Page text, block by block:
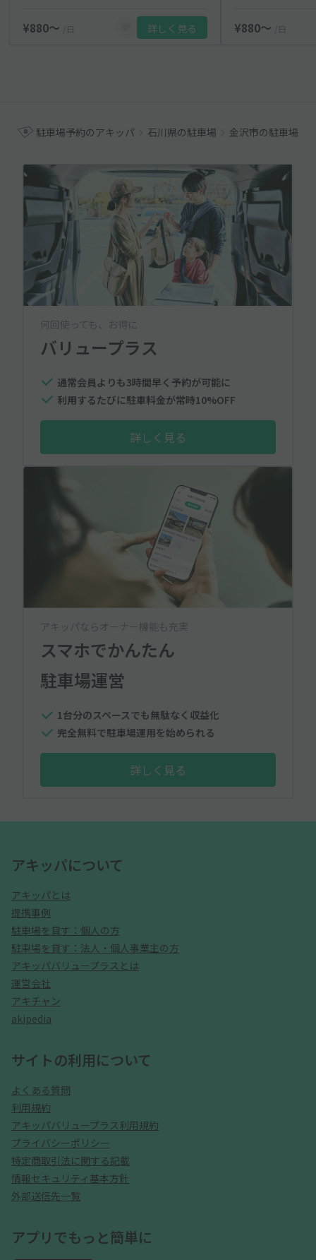
¥880〜 /日 詳しく見る ¥880〜 /日
駐車場予約のアキッパ 石川県の駐車場 金沢市の駐車場
何回使っても、お得に
バリュープラス
通常会員よりも3時間早く予約が可能に
利用するたびに駐車料金が常時10%OFF
詳しく見る
アキッパならオーナー機能も充実
スマホでかんたん
駐車場運営
1台分のスペースでも無駄なく収益化
完全無料で駐車場運用を始められる
詳しく見る
アキッパについて
アキッパとは
提携事例
駐車場を貸す：個人の方
駐車場を貸す：法人・個人事業主の方
アキッパバリュープラスとは
運営会社
アキチャン
akipedia
サイトの利用について
よくある質問
利用規約
アキッパバリュープラス利用規約
プライバシーポリシー
特定商取引法に関する記載
情報セキュリティ基本方針
外部送信先一覧
アプリでもっと簡単に